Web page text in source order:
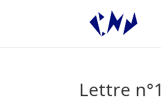
Lettre n°1